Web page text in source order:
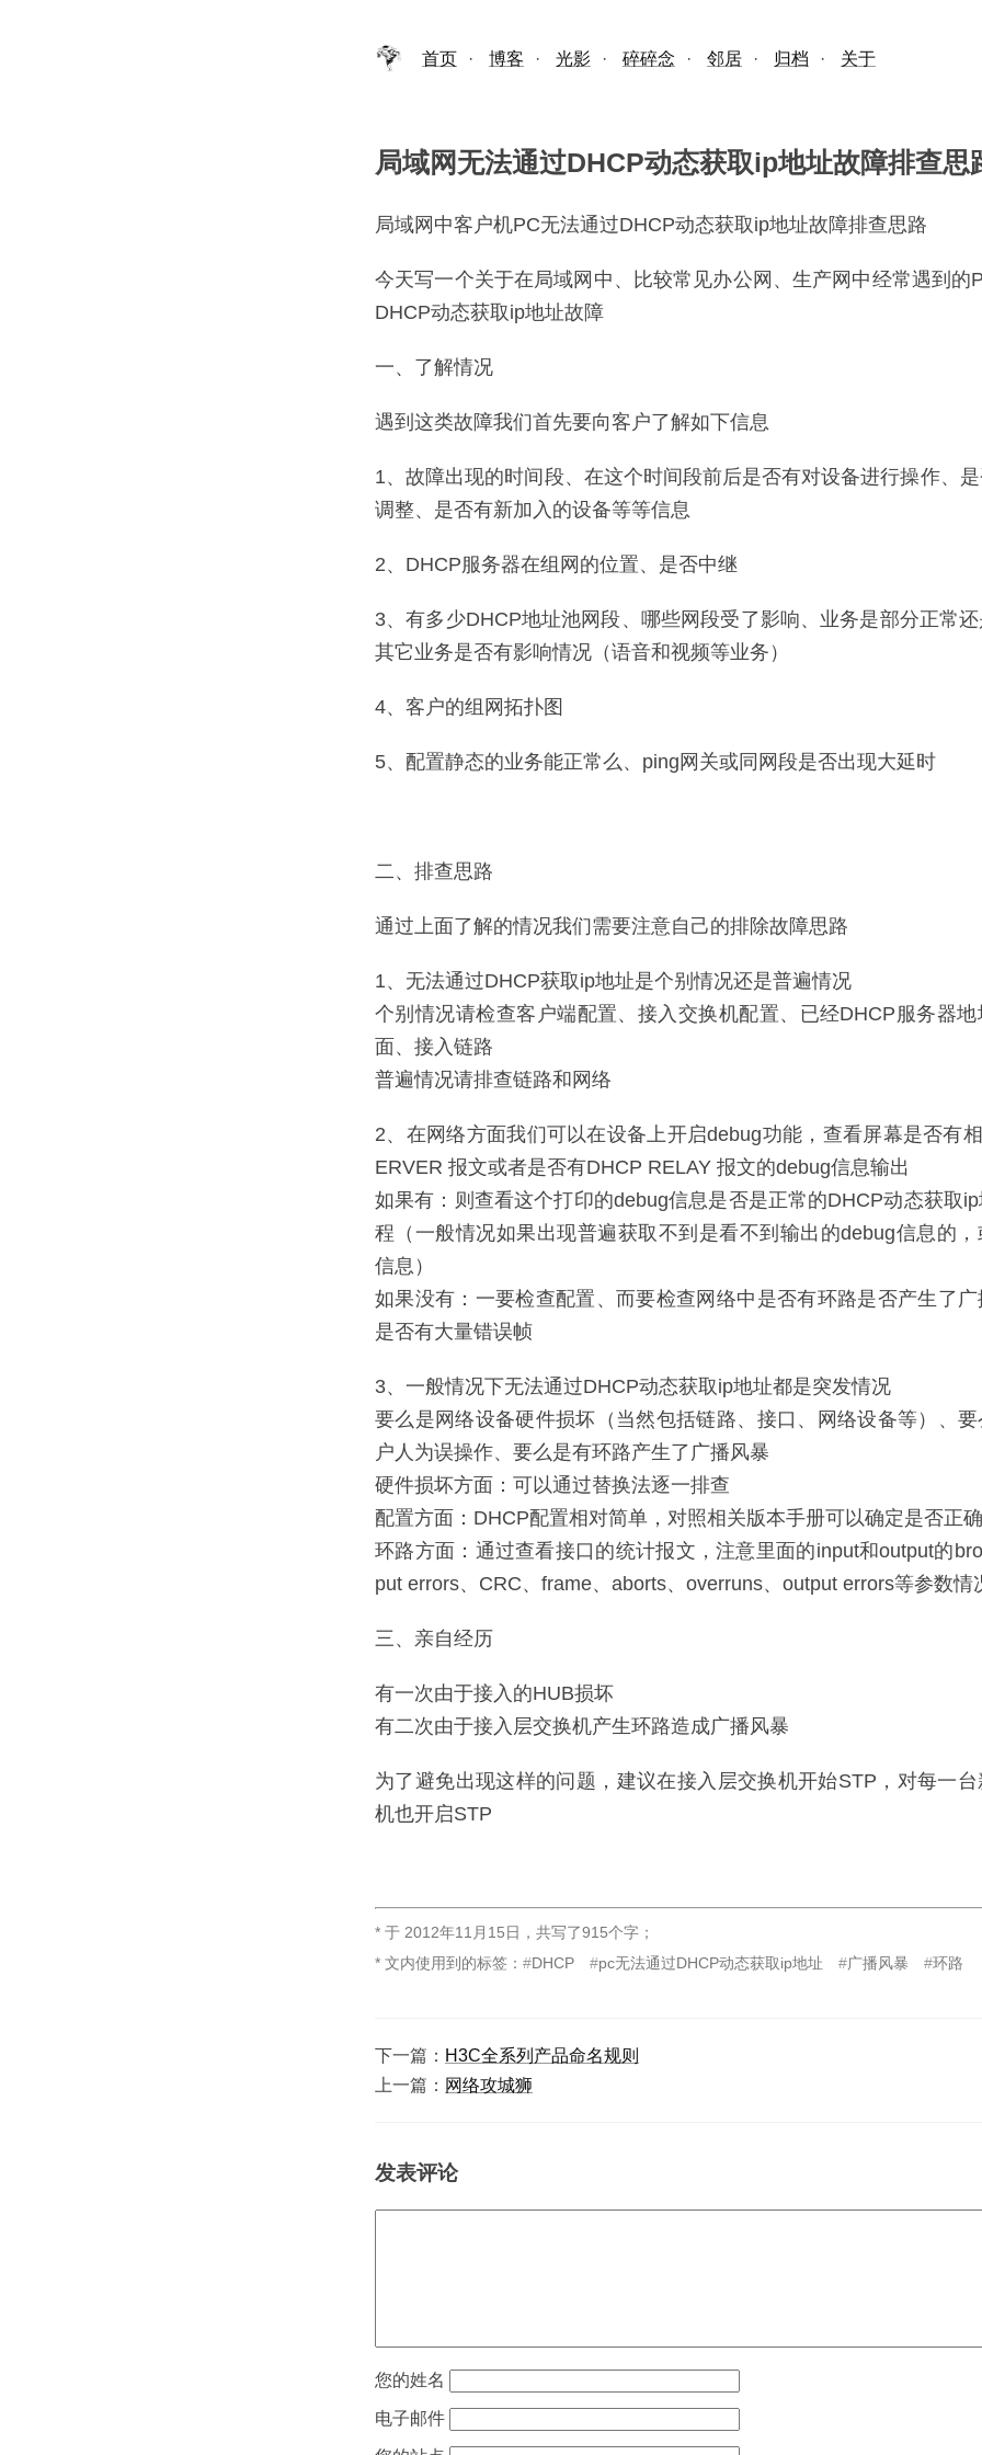
首页 · 博客 · 光影 · 碎碎念 · 邻居 · 归档 · 关于
局域网无法通过DHCP动态获取ip地址故障排查思
局域网中客户机PC无法通过DHCP动态获取ip地址故障排查思路
今天写一个关于在局域网中、比较常见办公网、生产网中经常遇到的
DHCP动态获取ip地址故障
一、了解情况
遇到这类故障我们首先要向客户了解如下信息
1、故障出现的时间段、在这个时间段前后是否有对设备进行操作、
调整、是否有新加入的设备等等信息
2、DHCP服务器在组网的位置、是否中继
3、有多少DHCP地址池网段、哪些网段受了影响、业务是部分正常还
其它业务是否有影响情况（语音和视频等业务）
4、客户的组网拓扑图
5、配置静态的业务能正常么、ping网关或同网段是否出现大延时
二、排查思路
通过上面了解的情况我们需要注意自己的排除故障思路
1、无法通过DHCP获取ip地址是个别情况还是普遍情况
个别情况请检查客户端配置、接入交换机配置、已经DHCP服务器
面、接入链路
普遍情况请排查链路和网络
2、在网络方面我们可以在设备上开启debug功能，查看屏幕是否有
ERVER 报文或者是否有DHCP RELAY 报文的debug信息输出
如果有：则查看这个打印的debug信息是否是正常的DHCP动态获取
程（一般情况如果出现普遍获取不到是看不到输出的debug信息的
信息）
如果没有：一要检查配置、而要检查网络中是否有环路是否产生了广
是否有大量错误帧
3、一般情况下无法通过DHCP动态获取ip地址都是突发情况
要么是网络设备硬件损坏（当然包括链路、接口、网络设备等）、
户人为误操作、要么是有环路产生了广播风暴
硬件损坏方面：可以通过替换法逐一排查
配置方面：DHCP配置相对简单，对照相关版本手册可以确定是否正确
环路方面：通过查看接口的统计报文，注意里面的input和output的
put errors、CRC、frame、aborts、overruns、output errors等参数情
三、亲自经历
有一次由于接入的HUB损坏
有二次由于接入层交换机产生环路造成广播风暴
为了避免出现这样的问题，建议在接入层交换机开始STP，对每一
机也开启STP
* 于 2012年11月15日 ， 共写了915个字 ；
* 文内使用到的标签：
DHCP pc无法通过DHCP动态获取ip地址 广播风暴 环路
下一篇： H3C全系列产品命名规则
上一篇： 网络攻城狮
发表评论
姓名
电子邮件